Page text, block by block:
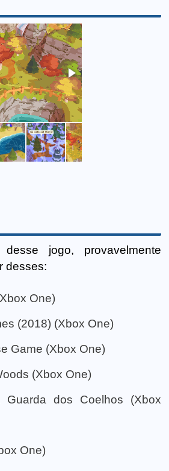
jogo, provavelmente
desses:
One)
(2018) (Xbox One)
Game (Xbox One)
(Xbox One)
dos Coelhos (Xbox
One)